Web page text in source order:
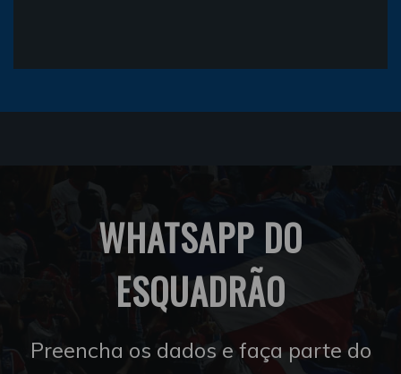
WHATSAPP DO
ESQUADRÃO
Preencha os dados e faça parte do